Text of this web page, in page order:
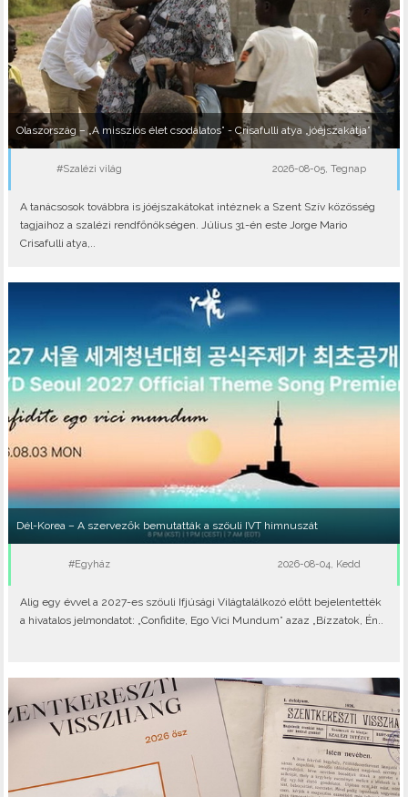
Olaszország – „A missziós élet csodálatos” - Crisafulli atya „jóéjszakátja”
#Szalézi világ 2026-08-05, Tegnap
A tanácsosok továbbra is jóéjszakátokat intéznek a Szent Szív közösség
tagjaihoz a szalézi rendfőnökségen. Július 31-én este Jorge Mario
Crisafulli atya,..
Dél-Korea – A szervezők bemutatták a szöuli IVT himnuszát
#Egyház 2026-08-04, Kedd
Alig egy évvel a 2027-es szöuli Ifjúsági Világtalálkozó előtt bejelentették
a hivatalos jelmondatot: „Confidite, Ego Vici Mundum” azaz „Bízzatok, Én..